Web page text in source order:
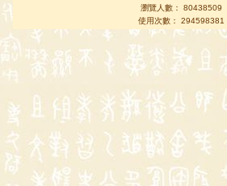
瀏覽人數： 80438509
使用次數： 294598381